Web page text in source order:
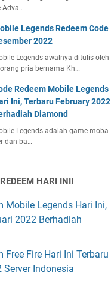
Adva…
Legends Redeem Code
2022
Legends awalnya ditulis oleh
pria bernama Kh…
Redeem Mobile Legends
Ini, Terbaru February 2022
Diamond
Legends adalah game moba
dan ba…
HARI INI!
Mobile Legends Hari Ini,
2022 Berhadiah
Free Fire Hari Ini Terbaru
Indonesia